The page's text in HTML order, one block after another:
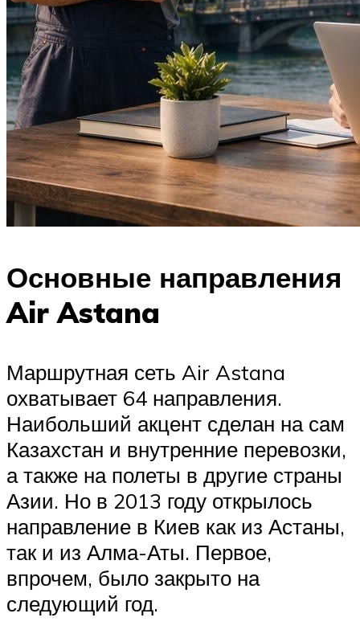
Основные направления
Air Astana
Маршрутная сеть Air Astana
охватывает 64 направления.
Наибольший акцент сделан на сам
Казахстан и внутренние перевозки,
а также на полеты в другие страны
Азии. Но в 2013 году открылось
направление в Киев как из Астаны,
так и из Алма-Аты. Первое,
впрочем, было закрыто на
следующий год.